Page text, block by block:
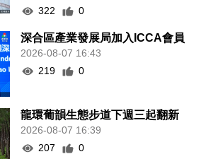
322
0
深合區產業發展局加入ICCA會員
2026-08-07 16:43
219
0
龍環葡韻生態步道下週三起翻新
2026-08-07 16:39
207
0